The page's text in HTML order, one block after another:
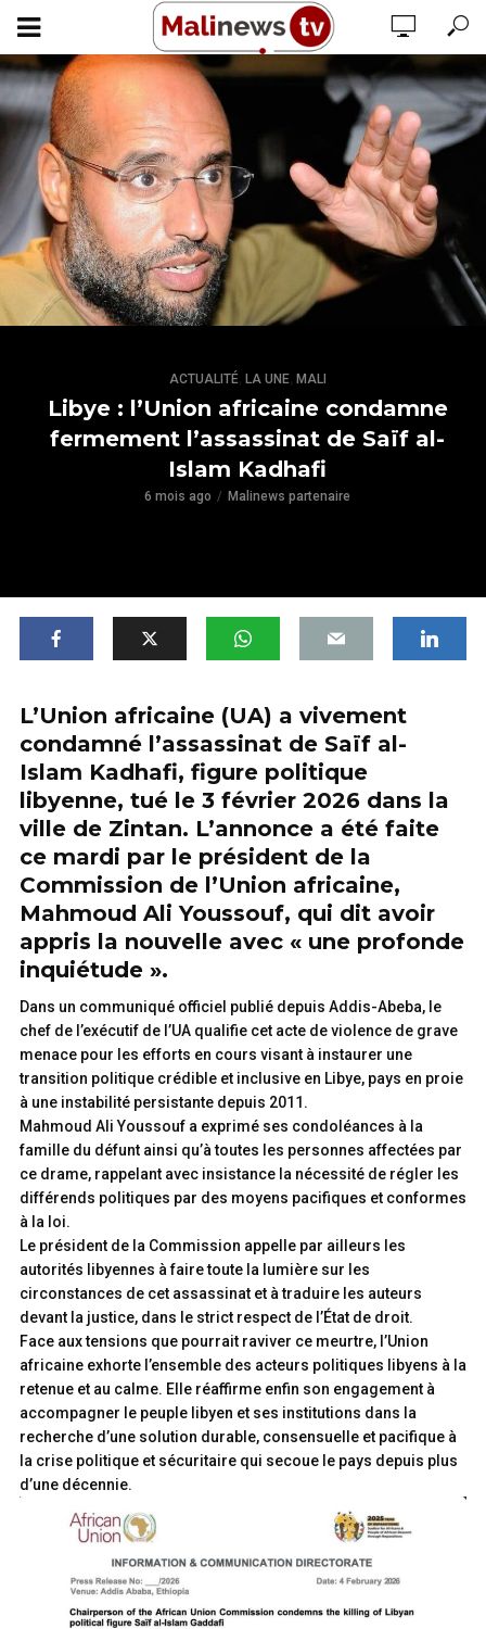
ACTUALITÉ, LA UNE, MALI
Libye : l’Union africaine condamne
fermement l’assassinat de Saïf al-
Islam Kadhafi
6 mois ago Malinews partenaire
L’Union africaine (UA) a vivement
condamné l’assassinat de Saïf al-
Islam Kadhafi, figure politique
libyenne, tué le 3 février 2026 dans la
ville de Zintan. L’annonce a été faite
ce mardi par le président de la
Commission de l’Union africaine,
Mahmoud Ali Youssouf, qui dit avoir
appris la nouvelle avec « une profonde
inquiétude ».
Dans un communiqué officiel publié depuis Addis-Abeba, le
chef de l’exécutif de l’UA qualifie cet acte de violence de grave
menace pour les efforts en cours visant à instaurer une
transition politique crédible et inclusive en Libye, pays en proie
à une instabilité persistante depuis 2011.
Mahmoud Ali Youssouf a exprimé ses condoléances à la
famille du défunt ainsi qu’à toutes les personnes affectées par
ce drame, rappelant avec insistance la nécessité de régler les
différends politiques par des moyens pacifiques et conformes
à la loi.
Le président de la Commission appelle par ailleurs les
autorités libyennes à faire toute la lumière sur les
circonstances de cet assassinat et à traduire les auteurs
devant la justice, dans le strict respect de l’État de droit.
Face aux tensions que pourrait raviver ce meurtre, l’Union
africaine exhorte l’ensemble des acteurs politiques libyens à la
retenue et au calme. Elle réaffirme enfin son engagement à
accompagner le peuple libyen et ses institutions dans la
recherche d’une solution durable, consensuelle et pacifique à
la crise politique et sécuritaire qui secoue le pays depuis plus
d’une décennie.